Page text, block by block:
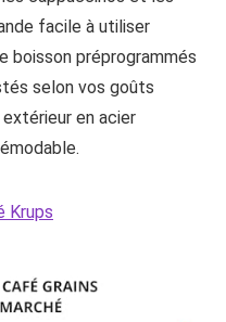
facile à utiliser
boisson préprogrammés
selon vos goûts
en acier
Krups